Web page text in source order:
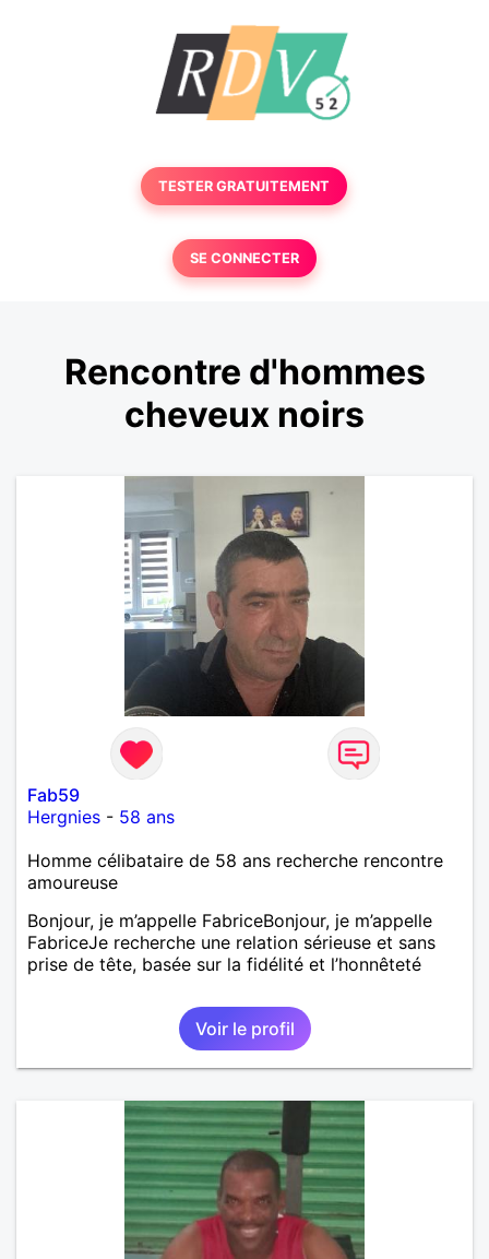
TESTER GRATUITEMENT
SE CONNECTER
Rencontre d'hommes
cheveux noirs
Fab59
Hergnies - 58 ans
Homme célibataire de 58 ans recherche rencontre
amoureuse
Bonjour, je m’appelle FabriceBonjour, je m’appelle
FabriceJe recherche une relation sérieuse et sans
prise de tête, basée sur la fidélité et l’honnêteté
Voir le profil